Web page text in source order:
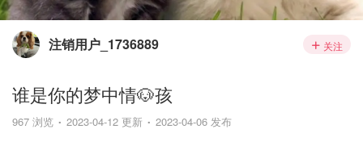
注销用户_1736889 关注
谁是你的梦中情🐶孩
967 浏览 2023-04-12 更新 2023-04-06 发布